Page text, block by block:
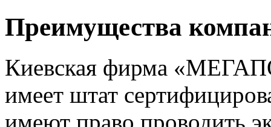
Преимущества
Киевская фирма
имеет штат
имеют право проводить